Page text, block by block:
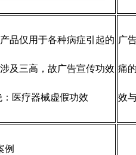
品仅用于各种病症引起的
及三高，故广告宣传功效
医疗器械虚假功效
广
痛
效
例